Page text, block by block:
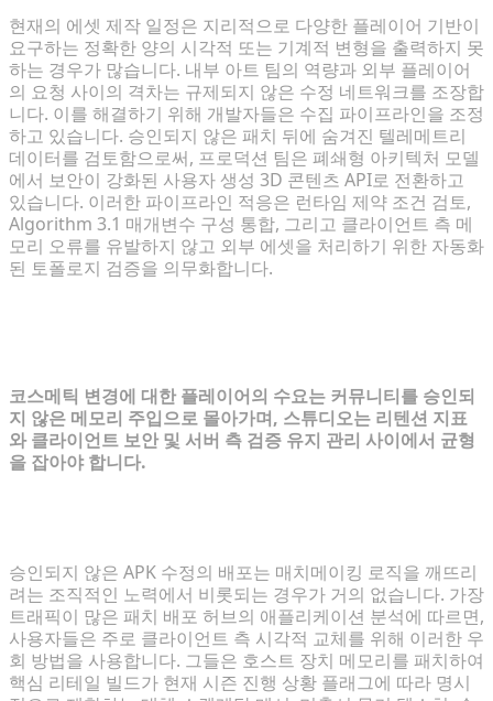
현재의 에셋 제작 일정은 지리적으로 다양한 플레이어 기반이
요구하는 정확한 양의 시각적 또는 기계적 변형을 출력하지 못
하는 경우가 많습니다. 내부 아트 팀의 역량과 외부 플레이어
의 요청 사이의 격차는 규제되지 않은 수정 네트워크를 조장합
니다. 이를 해결하기 위해 개발자들은 수집 파이프라인을 조정
하고 있습니다. 승인되지 않은 패치 뒤에 숨겨진 텔레메트리
데이터를 검토함으로써, 프로덕션 팀은 폐쇄형 아키텍처 모델
에서 보안이 강화된 사용자 생성 3D 콘텐츠 API로 전환하고
있습니다. 이러한 파이프라인 적응은 런타임 제약 조건 검토,
Algorithm 3.1 매개변수 구성 통합, 그리고 클라이언트 측 메
모리 오류를 유발하지 않고 외부 에셋을 처리하기 위한 자동화
된 토폴로지 검증을 의무화합니다.
코스메틱 변경에 대한 플레이어의 수요는 커뮤니티를 승인되
지 않은 메모리 주입으로 몰아가며, 스튜디오는 리텐션 지표
와 클라이언트 보안 및 서버 측 검증 유지 관리 사이에서 균형
을 잡아야 합니다.
승인되지 않은 APK 수정의 배포는 매치메이킹 로직을 깨뜨리
려는 조직적인 노력에서 비롯되는 경우가 거의 없습니다. 가장
트래픽이 많은 패치 배포 허브의 애플리케이션 분석에 따르면,
사용자들은 주로 클라이언트 측 시각적 교체를 위해 이러한 우
회 방법을 사용합니다. 그들은 호스트 장치 메모리를 패치하여
핵심 리테일 빌드가 현재 시즌 진행 상황 플래그에 따라 명시